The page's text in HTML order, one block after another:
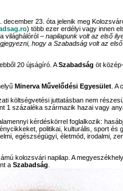
december 23. óta jelenik meg
) több ezer erdélyi vagy innen
világhálóról – napilapunk volt az első
hogy a Szabadság volt az
20 újságíró. ASzabadság öt
Minerva Művelődési Egyesület .
költségvetési juttatásban nem
1 százaléka származik hazai vagy
kérdéskörrel foglalkozik:
politikai, kulturális, sport és
egészségügyi, életmód, irodalmi,
kolozsvári napilap. A
a Szabadság